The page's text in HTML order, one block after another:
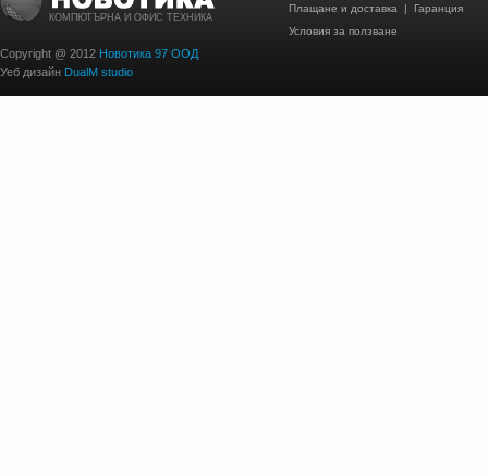
КОМПЮТЪРНА И ОФИС ТЕХНИКА
Copyright @ 2012 Новотика 97 ООД
Уеб дизайн DualM studio
Плащане и доставка | Гаранция
Условия за ползване